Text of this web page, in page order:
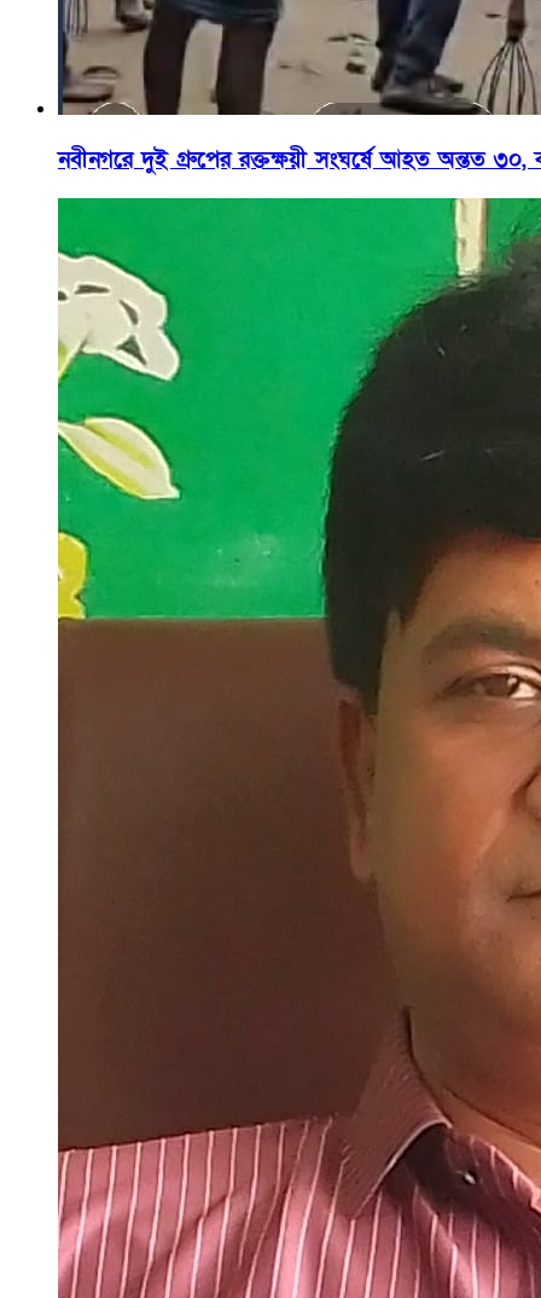
নবীনগরে দুই গ্রুপের রক্তক্ষয়ী সংঘর্ষে আহত অন্তত ৩০,